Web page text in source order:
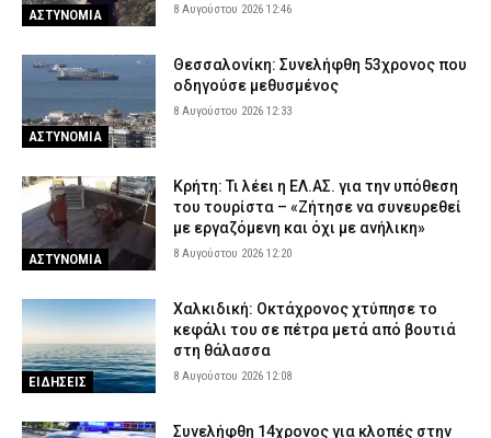
ΑΣΤΥΝΟΜΙΑ 8 Αυγούστου 2026 12:46
ΑΣΤΥΝΟΜΙΑ
Θεσσαλονίκη: Συνελήφθη 53χρονος που
οδηγούσε μεθυσμένος
8 Αυγούστου 2026 12:33
ΑΣΤΥΝΟΜΙΑ
Κρήτη: Τι λέει η ΕΛ.ΑΣ. για την υπόθεση
του τουρίστα – «Ζήτησε να συνευρεθεί
με εργαζόμενη και όχι με ανήλικη»
8 Αυγούστου 2026 12:20
ΕΙΔΗΣΕΙΣ
Χαλκιδική: Οκτάχρονος χτύπησε το
κεφάλι του σε πέτρα μετά από βουτιά
στη θάλασσα
8 Αυγούστου 2026 12:08
Συνελήφθη 14χρονος για κλοπές στην